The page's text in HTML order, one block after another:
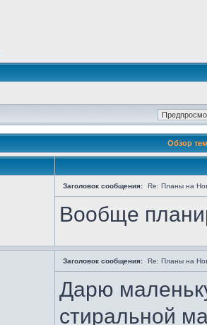
Обзор
Заголовок сообщения: Re: Планы на
Вообще
Заголовок сообщения: Re: Планы на
Дарю
стиральной